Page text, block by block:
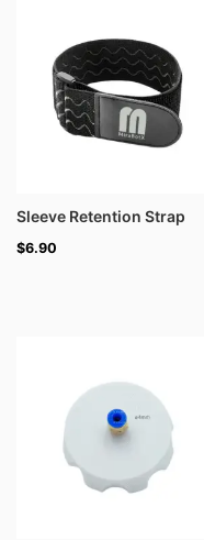
Sleeve Retention Strap
$6.90